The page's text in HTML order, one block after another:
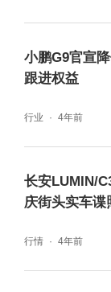
持自然连续
推荐，实现
阶，从辅
小鹏G9官宣
跟进权益
行业 4年前
长安LUMIN/
庆街头实车谍
行情 4年前